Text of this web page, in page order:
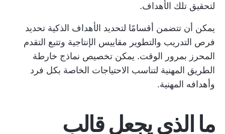
لتحقيق تلك الأهداف.
يمكن أن تتضمن أقسامًا لتحديد الأهداف الذكية تحديد
فرص التدريب والتطوير مقاييس الإنتاجية وتتبع التقدم
المحرز بمرور الوقت. يمكن تخصيص نماذج خارطة
الطريق المهنية لتناسب الاحتياجات الخاصة بكل فرد
وأهدافه المهنية.
ما الذي يجعل قالب